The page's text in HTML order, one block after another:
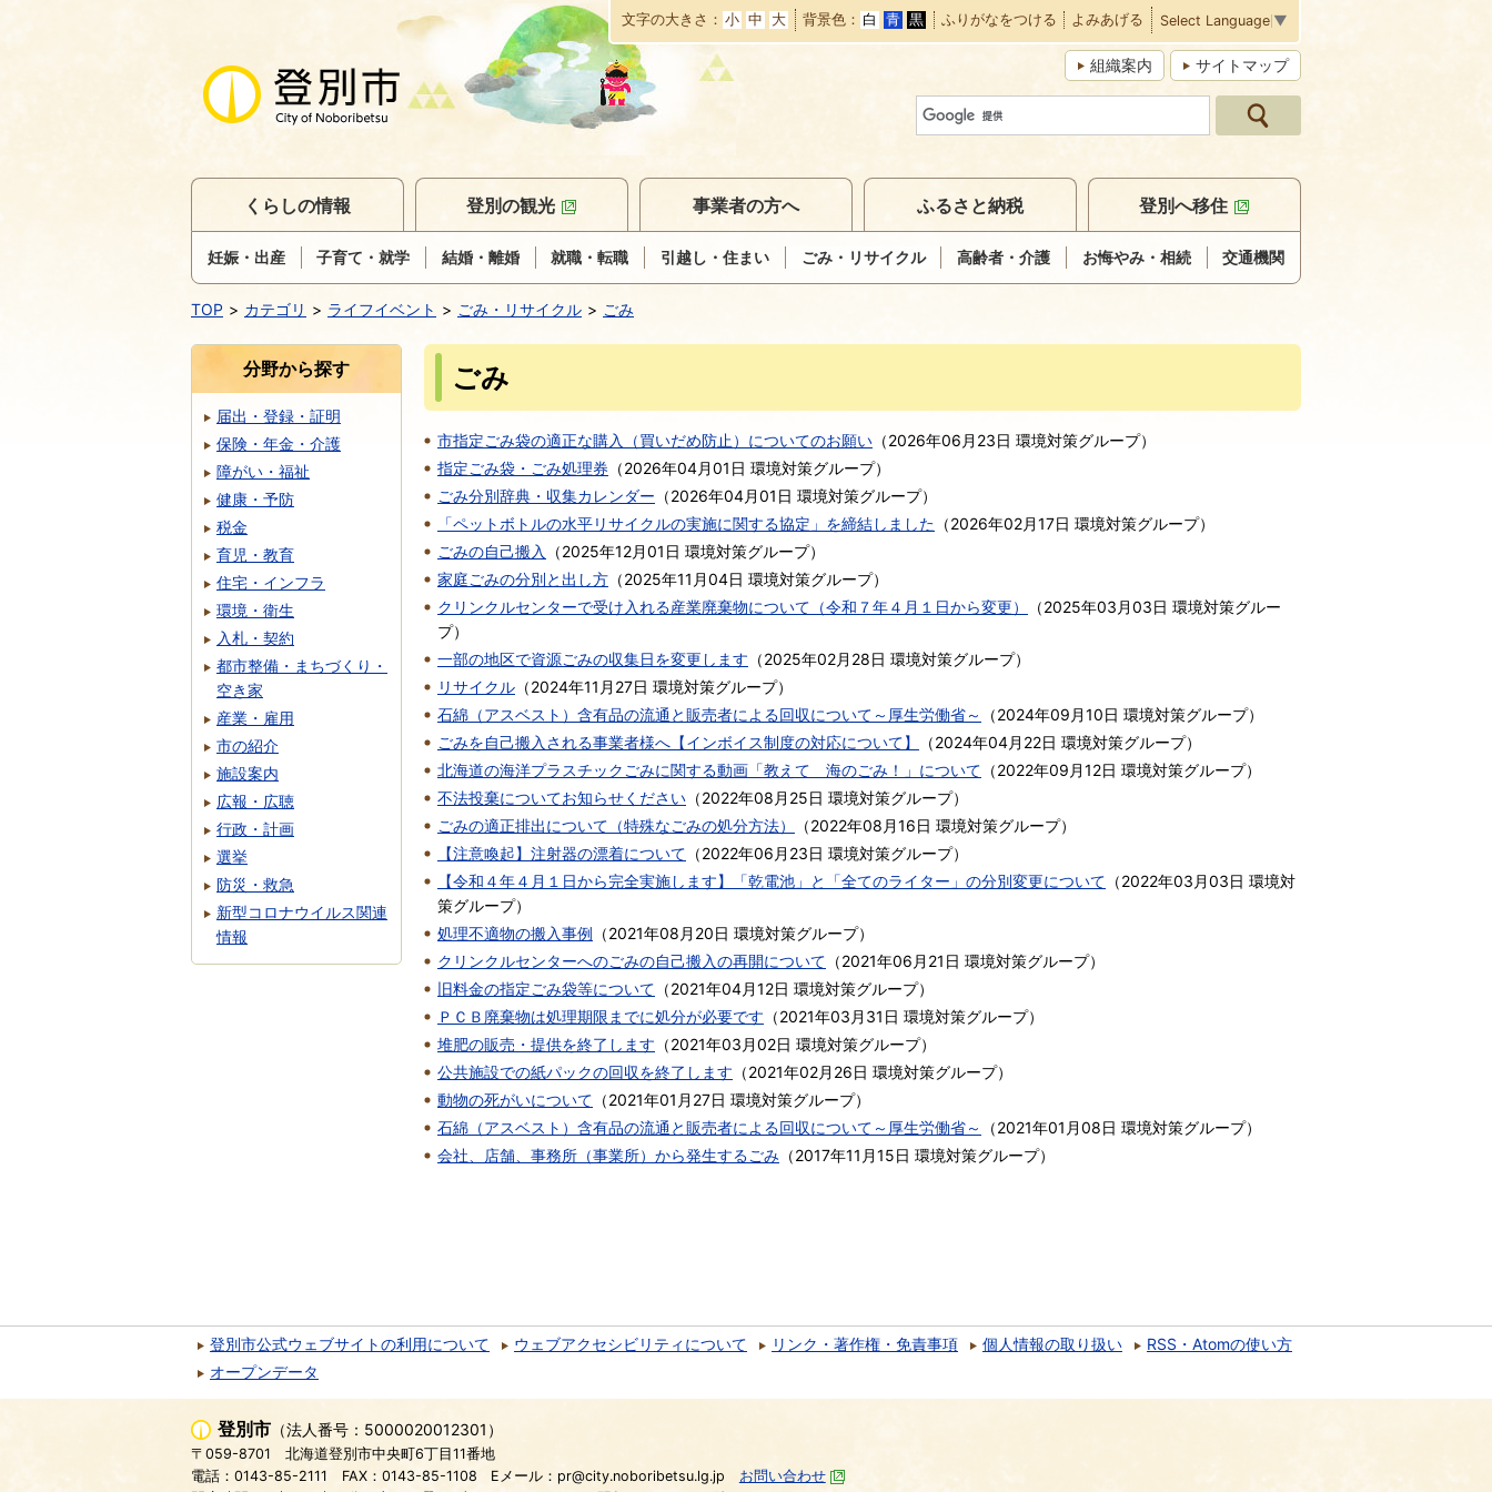
本
文
へ
移
動
文字の大きさ 小 中 大 背景色 白 青 黒 ふりがなをつける よみあげる Select Language ▼
組織案内 サイトマップ
くらしの情報
妊娠・出産 子育て・就学 結婚・離婚 就職・転職 引越し・住まい ごみ・リサイクル 高齢者・介護 お悔やみ・相続 交通機関
登別の観光 事業者の方へ ふるさと納税 登別へ移住
TOP カテゴリ ライフイベント ごみ・リサイクル ごみ
ごみ
市指定ごみ袋の適正な購入（買いだめ防止）についてのお願い （2026年06月23日 環境対策グループ）
指定ごみ袋・ごみ処理券 （2026年04月01日 環境対策グループ）
ごみ分別辞典・収集カレンダー （2026年04月01日 環境対策グループ）
「ペットボトルの水平リサイクルの実施に関する協定」を締結しました （2026年02月17日 環境対策グループ）
ごみの自己搬入
（2025年12月01日 環境対策グループ）
家庭ごみの分別と出し方 （2025年11月04日 環境対策グループ）
クリンクルセンターで受け入れる産業廃棄物について（令和７年４月１日から変更）
（2025年03月03日 環境対策グルー
プ）
一部の地区で資源ごみの収集日を変更します （2025年02月28日 環境対策グループ）
リサイクル （2024年11月27日 環境対策グループ）
石綿（アスベスト）含有品の流通と販売者による回収について～厚生労働省～
（2024年09月10日 環境対策グループ）
ごみを自己搬入される事業者様へ【インボイス制度の対応について】
（2024年04月22日 環境対策グループ）
北海道の海洋プラスチックごみに関する動画「教えて 海のごみ！」について （2022年09月12日 環境対策グループ）
不法投棄についてお知らせください （2022年08月25日 環境対策グループ）
ごみの適正排出について（特殊なごみの処分方法）
（2022年08月16日 環境対策グループ）
【注意喚起】注射器の漂着について （2022年06月23日 環境対策グループ）
【令和４年４月１日から完全実施します】「乾電池」と「全てのライター」の分別変更について （2022年03月03日 環境対
策グループ）
処理不適物の搬入事例 （2021年08月20日 環境対策グループ）
クリンクルセンターへのごみの自己搬入の再開について （2021年06月21日 環境対策グループ）
旧料金の指定ごみ袋等について （2021年04月12日 環境対策グループ）
ＰＣＢ廃棄物は処理期限までに処分が必要です （2021年03月31日 環境対策グループ）
堆肥の販売・提供を終了します （2021年03月02日 環境対策グループ）
公共施設での紙パックの回収を終了します （2021年02月26日 環境対策グループ）
動物の死がいについて （2021年01月27日 環境対策グループ）
石綿（アスベスト）含有品の流通と販売者による回収について～厚生労働省～
（2021年01月08日 環境対策グループ）
会社、店舗、事務所（事業所）から発生するごみ （2017年11月15日 環境対策グループ）
分野から探す
届出・登録・証明
保険・年金・介護
障がい・福祉
健康・予防
税金
育児・教育
住宅・インフラ
環境・衛生
入札・契約
都市整備・まちづくり・
空き家
産業・雇用
市の紹介
施設案内
広報・広聴
行政・計画
選挙
防災・救急
新型コロナウイルス関連
情報
登別市公式ウェブサイトの利用について ウェブアクセシビリティについて リンク・著作権・免責事項 個人情報の取り扱い
RSS・Atomの使い方
オープンデータ
登別市 （法人番号：5000020012301）
〒059-8701
北海道登別市中央町6丁目11番地
電話：0143-85-2111
FAX：0143-85-1108 Eメール：pr@city.noboribetsu.lg.jp
お問い合わせ